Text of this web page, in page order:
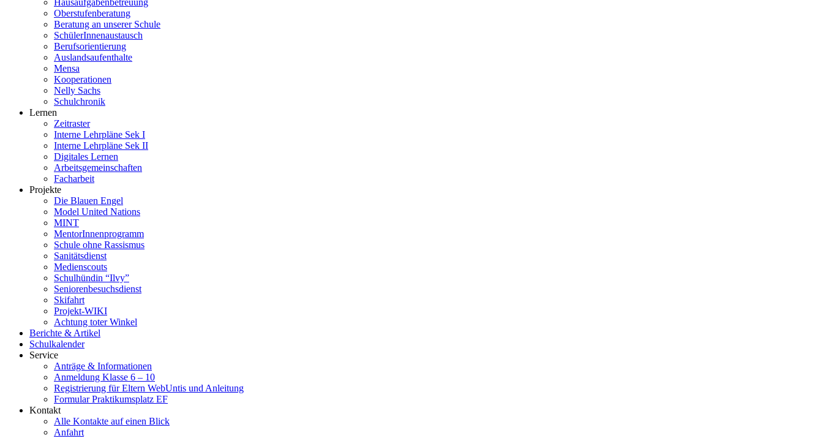
Hausaufgabenbetreuung
Oberstufenberatung
Beratung an unserer Schule
SchülerInnenaustausch
Berufsorientierung
Auslandsaufenthalte
Mensa
Kooperationen
Nelly Sachs
Schulchronik
Lernen
Zeitraster
Interne Lehrpläne Sek I
Interne Lehrpläne Sek II
Digitales Lernen
Arbeitsgemeinschaften
Facharbeit
Projekte
Die Blauen Engel
Model United Nations
MINT
MentorInnenprogramm
Schule ohne Rassismus
Sanitätsdienst
Medienscouts
Schulhündin “Ilvy”
Seniorenbesuchsdienst
Skifahrt
Projekt-WIKI
Achtung toter Winkel
Berichte & Artikel
Schulkalender
Service
Anträge & Informationen
Anmeldung Klasse 6 – 10
Registrierung für Eltern WebUntis und Anleitung
Formular Praktikumsplatz EF
Kontakt
Alle Kontakte auf einen Blick
Anfahrt